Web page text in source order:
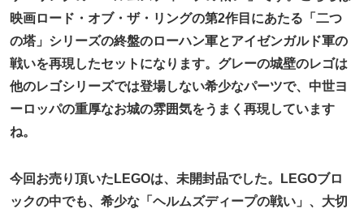
映画ロード・オブ・ザ・リングの第2作目にあたる「二つ
の塔」シリーズの終盤のローハン軍とアイゼンガルド軍の
戦いを再現したセットになります。グレーの城壁のレゴは
他のレゴシリーズでは登場しない希少なパーツで、中世ヨ
ーロッパの重厚なお城の雰囲気をうまく再現しています
ね。
今回お売り頂いたLEGOは、未開封品でした。LEGOブロ
ックの中でも、希少な「ヘルムズディープの戦い」、大切